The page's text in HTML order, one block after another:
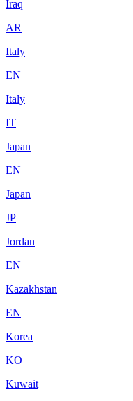
Iraq
AR
Italy
EN
Italy
IT
Japan
EN
Japan
JP
Jordan
EN
Kazakhstan
EN
Korea
KO
Kuwait